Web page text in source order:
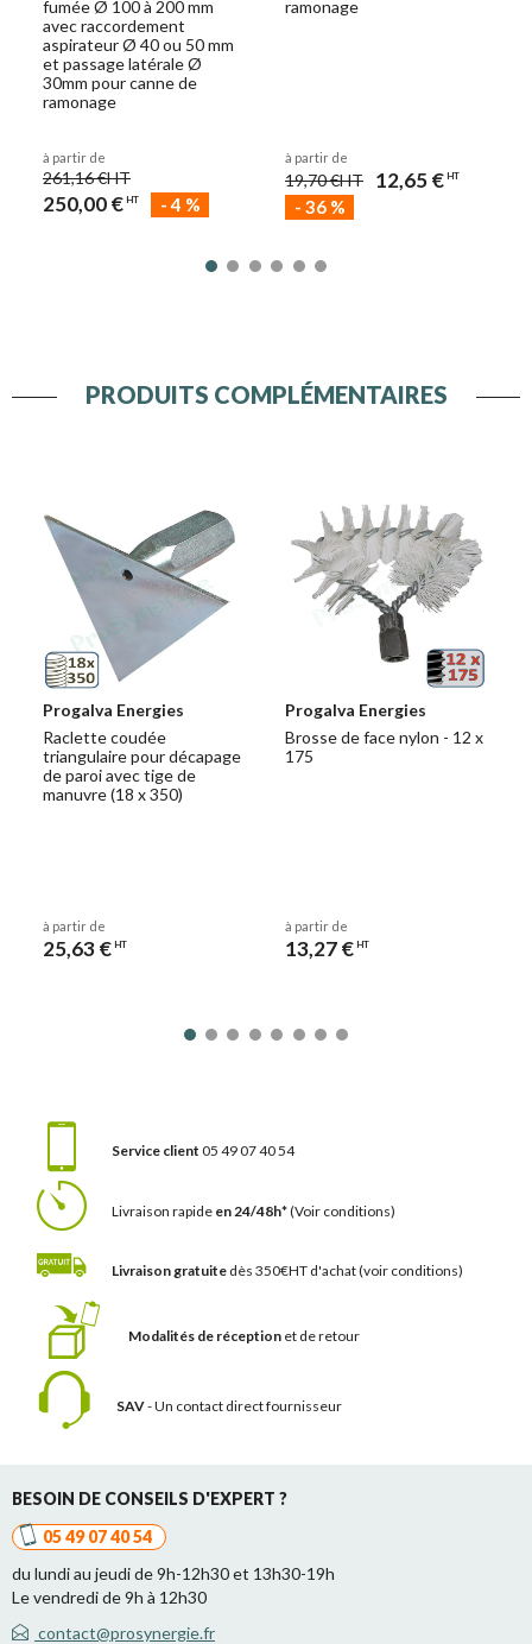
fumée Ø 100 à 200 mm
avec raccordement
aspirateur Ø 40 ou 50 mm
et passage latérale Ø
30mm pour canne de
ramonage
à partir de
261,16 €HT
250,00 € HT -4 %
ramonage
à partir de
19,70 €HT 12,65 € HT
- 36 %
PRODUITS COMPLÉMENTAIRES
Progalva Energies
Raclette coudée
triangulaire pour décapage
de paroi avec tige de
manuvre (18 x 350)
à partir de
25,63 € HT
Progalva Energies
Brosse de face nylon - 12 x
175
à partir de
13,27 € HT
Service client 05 49 07 40 54
Livraison rapide en 24/48h*(Voir conditions)
Livraison gratuite dès 350€HT d'achat(voir conditions)
Modalités de réception et de retour
SAV- Un contact direct fournisseur
BESOIN DE CONSEILS D'EXPERT ?
05 49 07 40 54
du lundi au jeudi de 9h-12h30 et 13h30-19h
Le vendredi de 9h à 12h30
contact@prosynergie.fr